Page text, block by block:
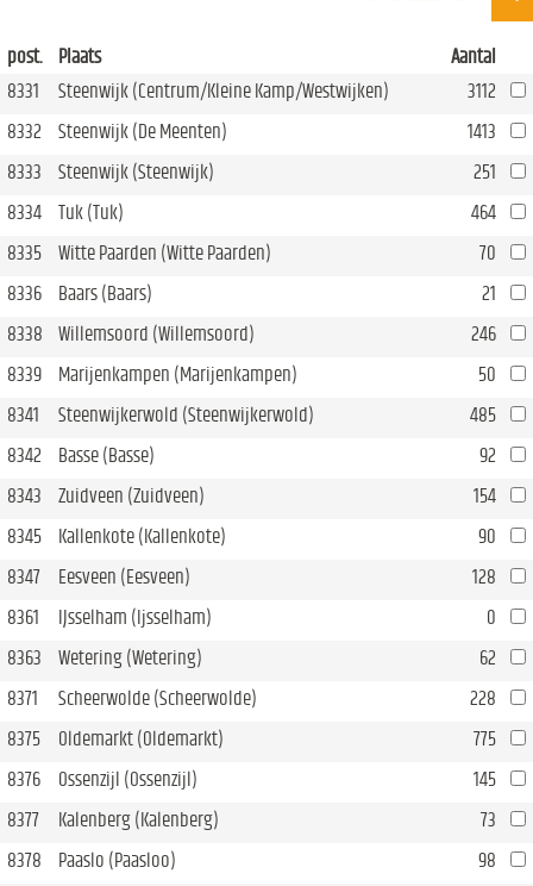
post. Plaats
Aantal
8331
Steenwijk (Centrum/Kleine Kamp/Westwijken)
3112
8332
Steenwijk (De Meenten)
1413
8333
Steenwijk (Steenwijk)
251
8334
Tuk (Tuk)
464
8335
Witte Paarden (Witte Paarden)
70
8336
Baars (Baars)
21
8338
Willemsoord (Willemsoord)
246
8339
Marijenkampen (Marijenkampen)
50
8341
Steenwijkerwold (Steenwijkerwold)
485
8342
Basse (Basse)
92
8343
Zuidveen (Zuidveen)
154
8345
Kallenkote (Kallenkote)
90
8347
Eesveen (Eesveen)
128
8361
IJsselham (Ijsselham)
0
8363
Wetering (Wetering)
62
8371
Scheerwolde (Scheerwolde)
228
8375
Oldemarkt (Oldemarkt)
775
8376
Ossenzijl (Ossenzijl)
145
8377
Kalenberg (Kalenberg)
73
8378
Paaslo (Paasloo) 98